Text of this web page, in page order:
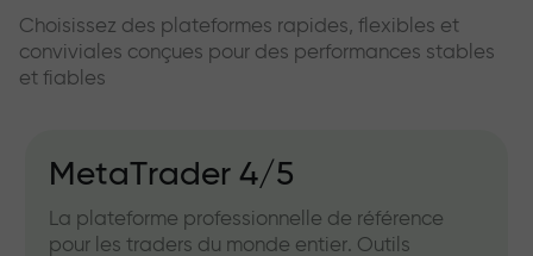
Choisissez des plateformes rapides, flexibles et
conviviales conçues pour des performances stables
et fiables
MetaTrader 4/5
La plateforme professionnelle de référence
pour les traders du monde entier. Outils